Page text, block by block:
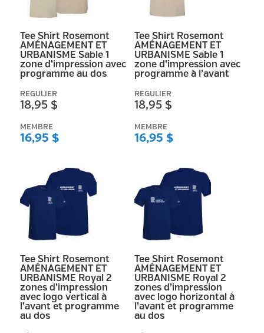
Tee Shirt Rosemont
AMÉNAGEMENT ET
URBANISME Sable 1
zone d’impression avec
programme au dos
RÉGULIER
18,95 $
MEMBRE
16,95 $
Tee Shirt Rosemont
AMÉNAGEMENT ET
URBANISME Sable 1
zone d’impression avec
programme à l’avant
RÉGULIER
18,95 $
MEMBRE
16,95 $
Tee Shirt Rosemont
AMÉNAGEMENT ET
URBANISME Royal 2
zones d’impression
avec logo vertical à
l’avant et programme
au dos
Tee Shirt Rosemont
AMÉNAGEMENT ET
URBANISME Royal 2
zones d’impression
avec logo horizontal à
l’avant et programme
au dos